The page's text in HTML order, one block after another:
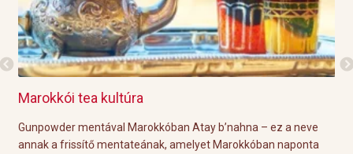
Marokkói tea kultúra
Gunpowder mentával Marokkóban Atay b’nahna – ez a neve
annak a frissítő mentateának, amelyet Marokkóban naponta